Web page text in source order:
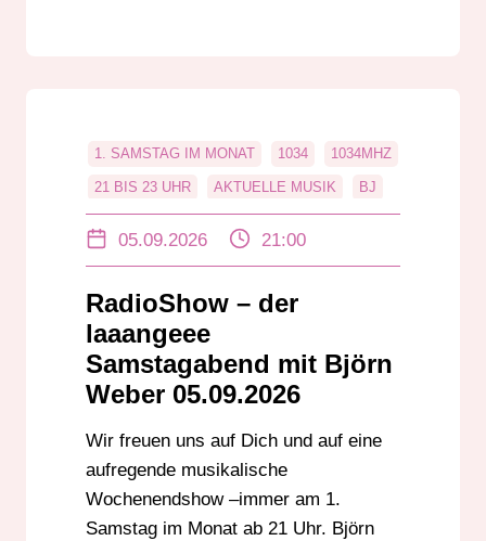
1. SAMSTAG IM MONAT 1034 1034MHZ
21 BIS 23 UHR AKTUELLE MUSIK BJ
CHARTS
DER LANGE SAMSTAGABEND DJ
EDM EVENTS EVENTTIPPS
KABELRADIO MUSIK MUSIKNEWS
PARTYSHOW POP RADIO
05.09.2026 21:00
RadioShow – der
laaangeee
Samstagabend mit Björn
Weber 05.09.2026
Wir freuen uns auf Dich und auf eine
aufregende musikalische
Wochenendshow –immer am 1.
Samstag im Monat ab 21 Uhr. Björn